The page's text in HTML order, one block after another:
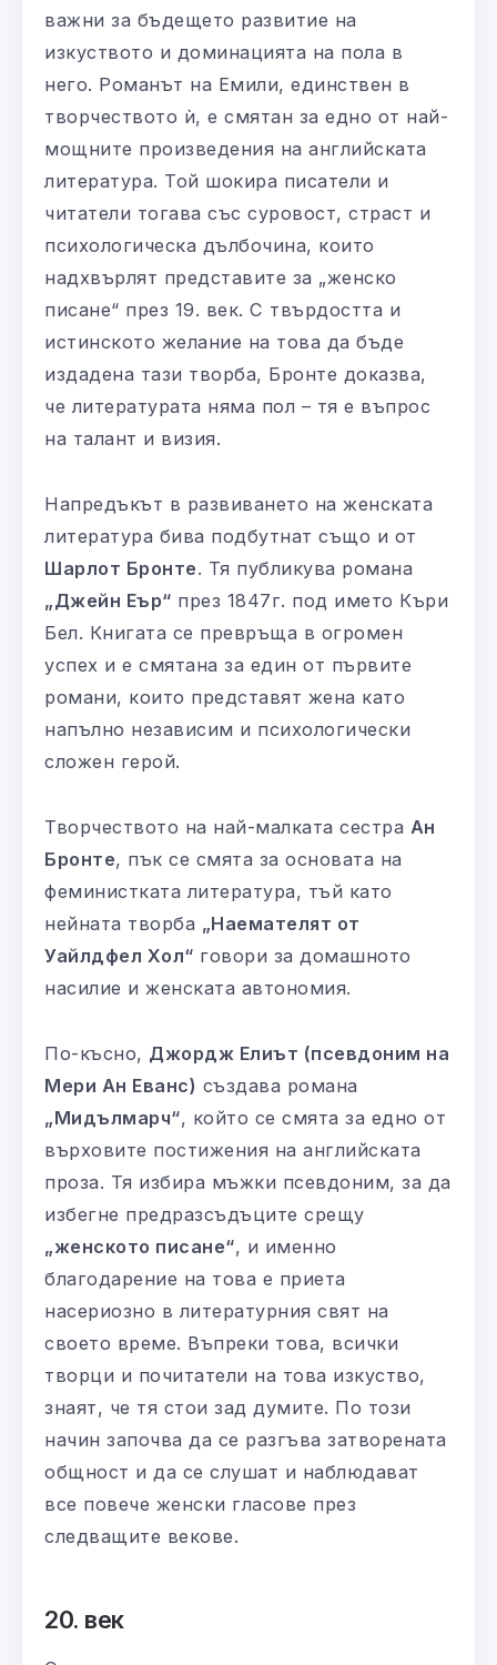
важни за бъдещето развитие на
изкуството и доминацията на пола в
него. Романът на Емили, единствен в
творчеството ѝ, е смятан за едно от най-
мощните произведения на английската
литература. Той шокира писатели и
читатели тогава със суровост, страст и
психологическа дълбочина, които
надхвърлят представите за „женско
писане“ през 19. век. С твърдостта и
истинското желание на това да бъде
издадена тази творба, Бронте доказва,
че литературата няма пол – тя е въпрос
на талант и визия.
Напредъкът в развиването на женската
литература бива подбутнат също и от
Шарлот Бронте. Тя публикува романа
„Джейн Еър“ през 1847г. под името Къри
Бел. Книгата се превръща в огромен
успех и е смятана за един от първите
романи, които представят жена като
напълно независим и психологически
сложен герой.
Творчеството на най-малката сестра Ан
Бронте, пък се смята за основата на
феминистката литература, тъй като
нейната творба „Наемателят от
Уайлдфел Хол“ говори за домашното
насилие и женската автономия.
По-късно, Джордж Елиът (псевдоним на
Мери Ан Еванс) създава романа
„Мидълмарч“, който се смята за едно от
върховите постижения на английската
проза. Тя избира мъжки псевдоним, за да
избегне предразсъдъците срещу
„женското писане“, и именно
благодарение на това е приета
насериозно в литературния свят на
своето време. Въпреки това, всички
творци и почитатели на това изкуство,
знаят, че тя стои зад думите. По този
начин започва да се разгъва затворената
общност и да се слушат и наблюдават
все повече женски гласове през
следващите векове.
20. век